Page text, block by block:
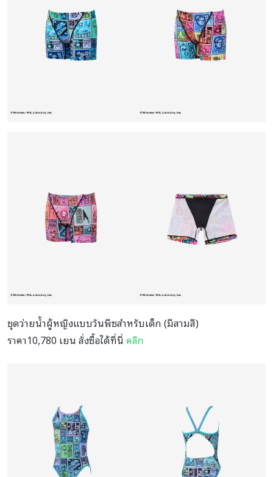
ชุดว่ายน้ำผู้หญิงแบบวันพีซสำหรับเด็ก (มีสามสี)
ราคา10,780 เยน สั่งซื้อได้ที่นี่คลิก